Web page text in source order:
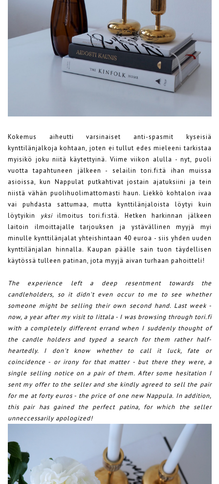
Kokemus aiheutti varsinaiset anti-spasmit kyseisiä
kynttilänjalkoja kohtaan, joten ei tullut edes mieleeni tarkistaa
myisikö joku niitä käytettyinä. Viime viikon alulla - nyt, puoli
vuotta tapahtuneen jälkeen - selailin tori.fi:tä ihan muissa
asioissa, kun Nappulat putkahtivat jostain ajatuksiini ja tein
niistä vähän puolihuolimattomasti haun. Liekkö kohtalon ivaa
vai puhdasta sattumaa, mutta kynttilänjaloista löytyi kuin
löytyikin
yksiilmoitus tori.fi:stä. Hetken harkinnan jälkeen
laitoin ilmoittajalle tarjouksen ja ystävällinen myyjä myi
minulle kynttilänjalat yhteishintaan 40 euroa - siis yhden uuden
kynttilänjalan hinnalla. Kaupan päälle sain tuon täydellisen
käytössä tulleen patinan, jota myyjä aivan turhaan pahoitteli!
The experience left a deep resentment towards the
candleholders, so it didn't even occur to me to see whether
someone might be selling their own second hand. Last week -
now, a year after my visit to Iittala - I was browsing through tori.fi
with a completely different errand when I suddenly thought of
the candle holders and typed a search for them rather half-
heartedly. I don't know whether to call it luck, fate or
coincidence - or irony for that matter - but there they were, a
single selling notice on a pair of them. After some hesitation I
sent my offer to the seller and she kindly agreed to sell the pair
for me at forty euros - the price of one new Nappula. In addition,
this pair has gained the perfect patina, for which the seller
unneccessarily apologized!